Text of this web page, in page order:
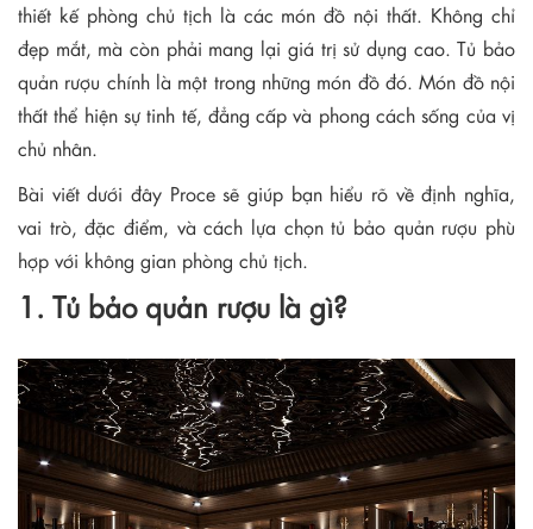
thiết kế phòng chủ tịch là các món đồ nội thất. Không chỉ
đẹp mắt, mà còn phải mang lại giá trị sử dụng cao. Tủ bảo
quản rượu chính là một trong những món đồ đó. Món đồ nội
thất thể hiện sự tinh tế, đẳng cấp và phong cách sống của vị
chủ nhân.
Bài viết dưới đây Proce sẽ giúp bạn hiểu rõ về định nghĩa,
vai trò, đặc điểm, và cách lựa chọn tủ bảo quản rượu phù
hợp với không gian phòng chủ tịch.
1. Tủ bảo quản rượu là gì?